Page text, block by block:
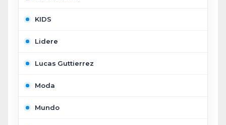
KIDS
Lidere
Lucas Guttierrez
Moda
Mundo